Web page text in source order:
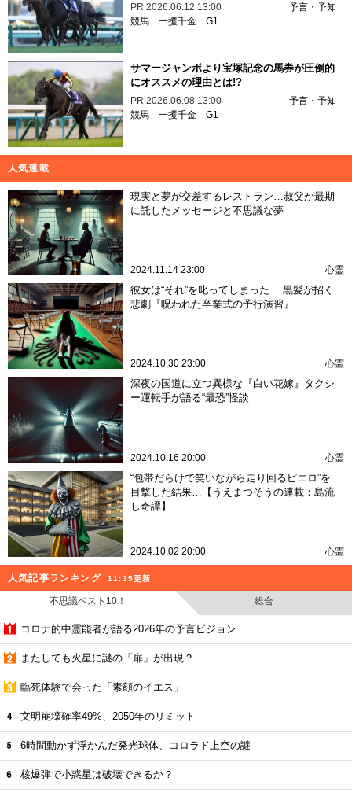
PR 2026.06.12 13:00
予言・予知
競馬 一攫千金 G1
サマージャンボより宝塚記念の馬券が圧倒的
にオススメの理由とは!?
PR 2026.06.08 13:00
予言・予知
競馬 一攫千金 G1
人気連載
現実と夢が交差するレストラン…叔父が最期
に託したメッセージと不思議な夢
2024.11.14 23:00 心霊
彼女は“それ”を叱ってしまった… 黒髪が招く
悲劇『呪われた卒業式の予行演習』
2024.10.30 23:00 心霊
深夜の国道に立つ異様な『白い花嫁』タクシ
ー運転手が語る“最恐”怪談
2024.10.16 20:00 心霊
“包帯だらけで笑いながら走り回るピエロ”を
目撃した結果…【うえまつそうの連載：島流
し奇譚】
2024.10.02 20:00 心霊
人気記事ランキング 11:35更新
不思議ベスト10！ 総合
コロナ的中霊能者が語る2026年の予言ビジョン
またしても火星に謎の「扉」が出現？
臨死体験で会った「素顔のイエス」
文明崩壊確率49%、2050年のリミット
6時間動かず浮かんだ発光球体、コロラド上空の謎
核爆弾で小惑星は破壊できるか？